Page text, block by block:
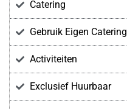
Catering
Gebruik Eigen Catering
Activiteiten
Exclusief Huurbaar